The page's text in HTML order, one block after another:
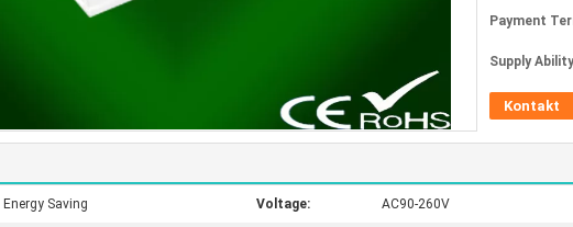
Payment
Supply
Kontakt
Saving Voltage: AC90-260V